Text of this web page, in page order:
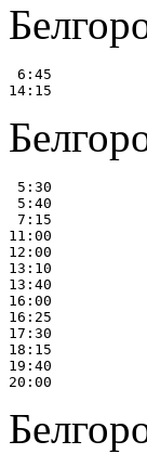
6:45
5:30
5:40
7:15
11:00
12:00
13:10
13:40
16:00
16:25
17:30
18:15
19:40